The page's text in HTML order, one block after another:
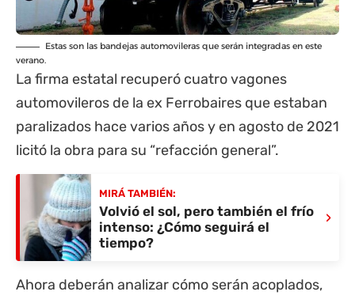
Estas son las bandejas automovileras que serán integradas en este
verano.
La firma estatal recuperó cuatro vagones
automovileros de la ex Ferrobaires que estaban
paralizados hace varios años y en agosto de 2021
licitó la obra para su “refacción general”.
MIRÁ TAMBIÉN:
Volvió el sol, pero también el frío
intenso: ¿Cómo seguirá el
tiempo?
›
Ahora deberán analizar cómo serán acoplados,